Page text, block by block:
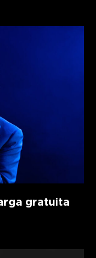
gratuita